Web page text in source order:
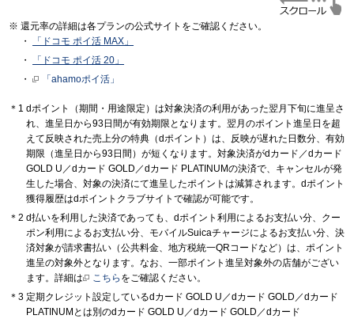
還元率の詳細は各プランの公式サイトをご確認ください。
「ドコモ ポイ活 MAX」
「ドコモ ポイ活 20」
「ahamoポイ活」
dポイント（期間・用途限定）は対象決済の利用があった翌月下旬に進呈さ
れ、進呈日から93日間が有効期限となります。翌月のポイント進呈日を超
えて反映された売上分の特典（dポイント）は、反映が遅れた日数分、有効
期限（進呈日から93日間）が短くなります。対象決済がdカード／dカード
GOLD U／dカード GOLD／dカード PLATINUMの決済で、キャンセルが発
生した場合、対象の決済にて進呈したポイントは減算されます。dポイント
獲得履歴はdポイントクラブサイトで確認が可能です。
d払いを利用した決済であっても、dポイント利用によるお支払い分、クー
ポン利用によるお支払い分、モバイルSuicaチャージによるお支払い分、決
済対象が請求書払い（公共料金、地方税統一QRコードなど）は、ポイント
進呈の対象外となります。なお、一部ポイント進呈対象外の店舗がござい
ます。詳細は
こちら をご確認ください。
定期クレジット設定しているdカード GOLD U／dカード GOLD／dカード
PLATINUMとは別のdカード GOLD U／dカード GOLD／dカード